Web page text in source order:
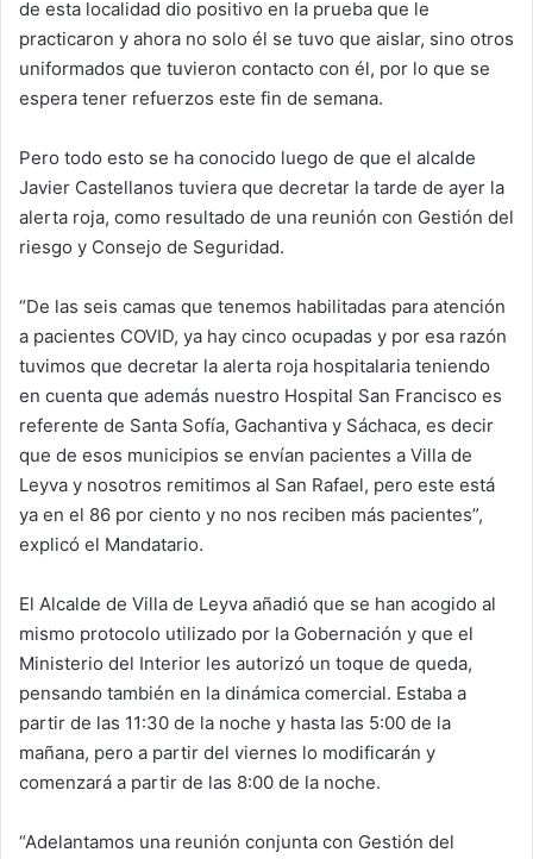
de esta localidad dio positivo en la prueba que le
practicaron y ahora no solo él se tuvo que aislar, sino otros
uniformados que tuvieron contacto con él, por lo que se
espera tener refuerzos este fin de semana.
Pero todo esto se ha conocido luego de que el alcalde
Javier Castellanos tuviera que decretar la tarde de ayer la
alerta roja, como resultado de una reunión con Gestión del
riesgo y Consejo de Seguridad.
“De las seis camas que tenemos habilitadas para atención
a pacientes COVID, ya hay cinco ocupadas y por esa razón
tuvimos que decretar la alerta roja hospitalaria teniendo
en cuenta que además nuestro Hospital San Francisco es
referente de Santa Sofía, Gachantiva y Sáchaca, es decir
que de esos municipios se envían pacientes a Villa de
Leyva y nosotros remitimos al San Rafael, pero este está
ya en el 86 por ciento y no nos reciben más pacientes”,
explicó el Mandatario.
El Alcalde de Villa de Leyva añadió que se han acogido al
mismo protocolo utilizado por la Gobernación y que el
Ministerio del Interior les autorizó un toque de queda,
pensando también en la dinámica comercial. Estaba a
partir de las 11:30 de la noche y hasta las 5:00 de la
mañana, pero a partir del viernes lo modificarán y
comenzará a partir de las 8:00 de la noche.
“Adelantamos una reunión conjunta con Gestión del